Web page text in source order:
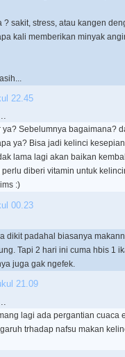
sakit, stress, atau kangen
kali memberikan minyak
22.45
Sebelumnya bagaimana?
ya? Bisa jadi kelinci
lama lagi akan baikan
diberi vitamin untuk
:)
00.23
dikit padahal biasanya
Tapi 2 hari ini cuma hbis 1
juga gak ngefek.
21.09
lagi ada pergantian cuaca
trhadap nafsu makan